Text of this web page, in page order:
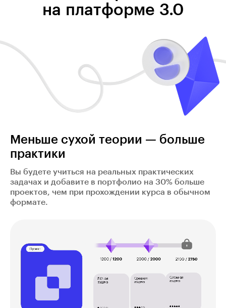
на платформе 3.0
Меньше сухой теории — больше
практики
Вы будете учиться на реальных практических
задачах и добавите в портфолио на 30% больше
проектов, чем при прохождении курса в обычном
формате.